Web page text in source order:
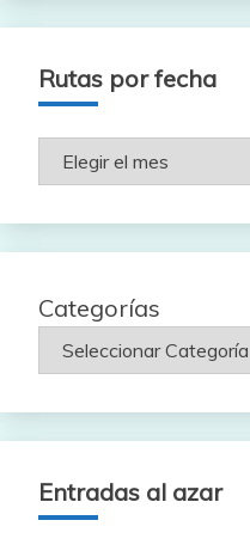
Rutas por fecha
Rutas
Categorías
Entradas al azar